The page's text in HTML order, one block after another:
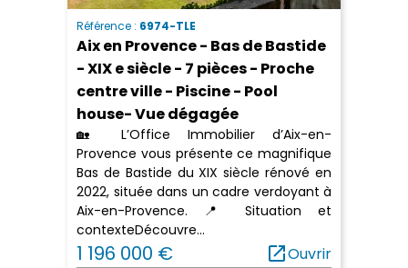
Référence : 6974-TLE
Aix en Provence - Bas de Bastide
- XIX e siècle - 7 pièces - Proche
centre ville - Piscine - Pool
house- Vue dégagée
🏡 L’Office Immobilier d’Aix-en-
Provence vous présente ce magnifique
Bas de Bastide du XIX siècle rénové en
2022, située dans un cadre verdoyant à
Aix-en-Provence. 📍 Situation et
contexteDécouvre...
1 196 000 € open_in_newOuvrir